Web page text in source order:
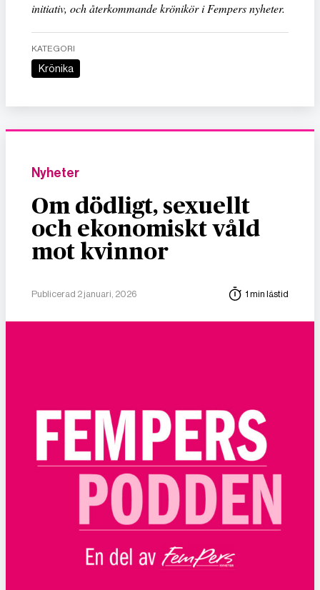
initiativ, och återkommande krönikör i Fempers nyheter.
KATEGORI
Krönika
Nyheter
Om dödligt, sexuellt
och ekonomiskt våld
mot kvinnor
Publicerad 2 januari, 2026 1 min lästid